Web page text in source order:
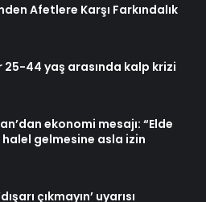
Afetlere Karşı Farkındalık
44 yaş arasında kalp krizi
ekonomi mesajı: “Elde
gelmesine asla izin
çıkmayın’ uyarısı